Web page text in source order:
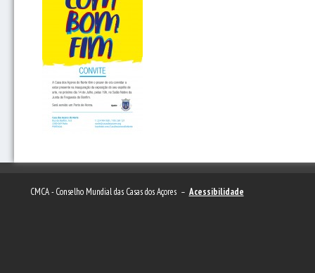
CMCA - Conselho Mundial das Casas dos Açores – Acessibilidade